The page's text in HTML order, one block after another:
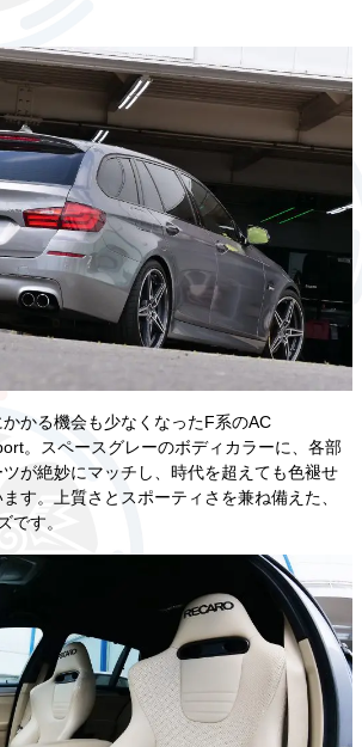
かる機会も少なくなったF系のAC
。スペースグレーのボディカラーに、各部
が絶妙にマッチし、時代を超えても色褪せ
す。上質さとスポーティさを兼ね備えた、
です。